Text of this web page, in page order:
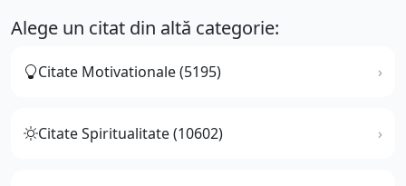
Alege un citat din altă categorie:
Citate Motivationale (5195)
Citate Spiritualitate (10602)